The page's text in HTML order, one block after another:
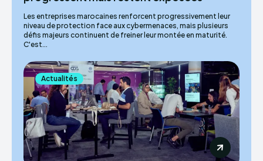
Les entreprises marocaines renforcent progressivement leur
niveau de protection face aux cybermenaces, mais plusieurs
défis majeurs continuent de freiner leur montée en maturité.
C'est...
Actualités